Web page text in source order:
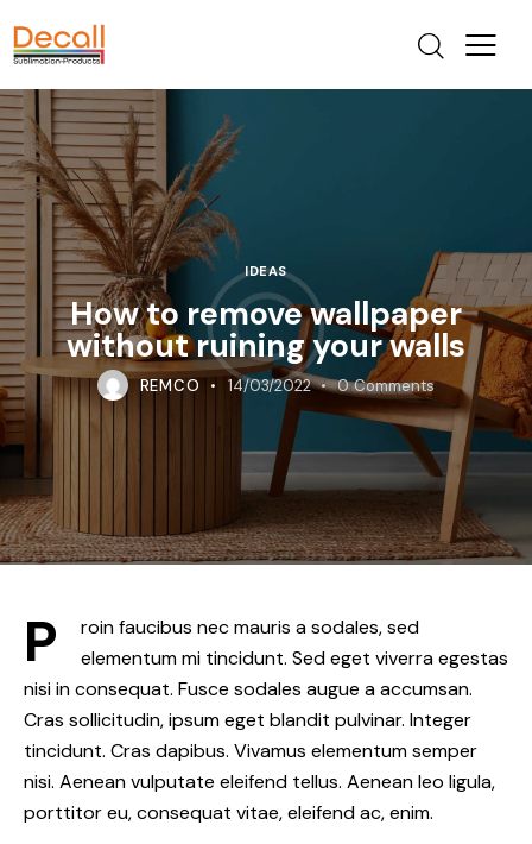
IDEAS
How to remove wallpaper
without ruining your walls
REMCO 14/03/2022 0 Comments
P
roin faucibus nec mauris a sodales, sed
elementum mi tincidunt. Sed eget viverra egestas
nisi in consequat. Fusce sodales augue a accumsan.
Cras sollicitudin, ipsum eget blandit pulvinar. Integer
tincidunt. Cras dapibus. Vivamus elementum semper
nisi. Aenean vulputate eleifend tellus. Aenean leo ligula,
porttitor eu, consequat vitae, eleifend ac, enim.